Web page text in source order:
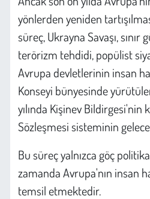
yönlerden yeniden
süreç, Ukrayna Savaşı,
terörizm tehdidi, popülist
Avrupa devletlerinin insan
Konseyi bünyesinde
yılında Kişinev
Sözleşmesi sisteminin
Bu süreç yalnızca göç
zamanda Avrupa'nın insan
temsil etmektedir.